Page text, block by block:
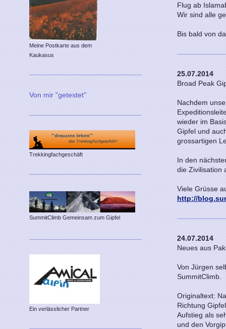
Flug ab
Wir sind alle
Bis bald von
25.07.2014
Broad Peak
Nachdem
wieder im
Gipfel und
grossartigen
In den
die Zivilisation
Viele Grüsse
http://
24.07.2014
Neues aus
Von Jürgen
SummitClimb.
Originaltext:
Richtung
Aufstieg als
und den
Meine Postkarte aus dem
Kaukasus
Von mir "getestet"
Trekkingfachgeschäft
SummitClimb Gemeinsam zum Gipfel
Ein verlässlicher Partner